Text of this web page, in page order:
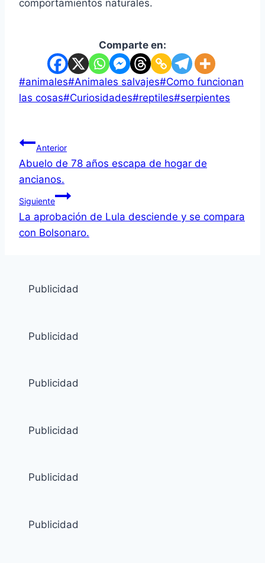
comportamientos naturales.
Comparte en:
#animales#Animales salvajes#Como funcionan
las cosas#Curiosidades#reptiles#serpientes
Anterior
Abuelo de 78 años escapa de hogar de
ancianos.
Siguiente
La aprobación de Lula desciende y se compara
con Bolsonaro.
Publicidad
Publicidad
Publicidad
Publicidad
Publicidad
Publicidad